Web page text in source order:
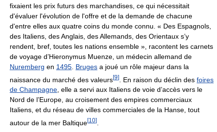
fixaient les prix futurs des marchandises, ce qui nécessitait
d'évaluer l'évolution de l'offre et de la demande de chacune
d'entre elles aux quatre coins du monde connu. « Des Espagnols,
des Italiens, des Anglais, des Allemands, des Orientaux s’y
rendent, bref, toutes les nations ensemble », racontent les carnets
de voyage d’Hieronymus Muenze, un médecin allemand de
Nuremberg en 1495 Bruges a joué un rôle majeur dans la
naissance du marché des valeurs[9] . En raison du déclin des foires
de Champagne, elle a servi aux Italiens de voie d’accès vers le
Nord de l’Europe, au croisement des empires commerciaux
Italiens, et du réseau de villes commerciales de la Hanse, tout
autour de la mer Baltique[10]